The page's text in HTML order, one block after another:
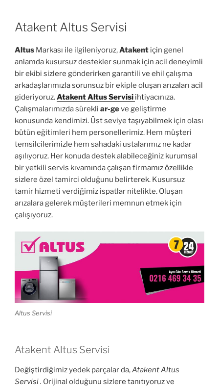
Atakent Altus Servisi
Altus Markası ile ilgileniyoruz,Atakent için genel
anlamda kusursuz destekler sunmak için acil deneyimli
bir ekibi sizlere gönderirken garantili ve ehil çalışma
arkadaşlarımızla sorunsuz bir ekiple oluşan arızaları acil
gideriyoruz.Atakent Altus Servisi ihtiyacınıza.
Çalışmalarımızda sürekli ar-geve geliştirme
konusunda kendimizi. Üst seviye taşıyabilmek için olası
bütün eğitimleri hem personellerimiz. Hem müşteri
temsilcilerimizle hem sahadaki ustalarımız ne kadar
aşılıyoruz. Her konuda destek alabileceğiniz kurumsal
bir yetkili servis kıvamında çalışan firmamız özellikle
sizlere özel tamirci olduğunu belirterek. Kusursuz
tamir hizmeti verdiğimiz ispatlar nitelikte. Oluşan
arızalara gelerek müşterileri memnun etmek için
çalışıyoruz.
Altus Servisi
Atakent Altus Servisi
Değiştirdiğimiz yedek parçalar da,Atakent Altus
Servisi . Orijinal olduğunu sizlere tanıtıyoruz ve